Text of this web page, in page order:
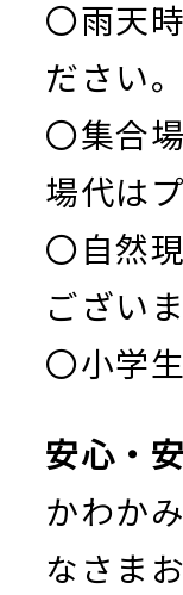
〇雨天
ださい。
〇集合
場代は
〇自然
ございま
〇小学
安心・
かわか
なさま